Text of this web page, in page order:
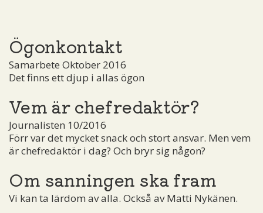
Ögonkontakt
Samarbete Oktober 2016
Det finns ett djup i allas ögon
Vem är chefredaktör?
Journalisten 10/2016
Förr var det mycket snack och stort ansvar. Men vem
är chefredaktör i dag? Och bryr sig någon?
Om sanningen ska fram
Vi kan ta lärdom av alla. Också av Matti Nykänen.